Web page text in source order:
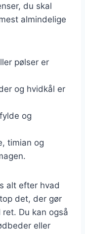
du skal
almindelige
pølser er
og hvidkål er
og
timian og
alt efter hvad
det, der gør
Du kan også
eller